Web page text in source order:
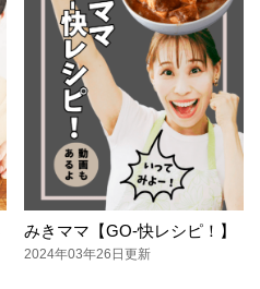
みきママ【GO-快レシピ！】
2024年03年26日更新